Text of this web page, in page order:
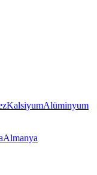
KalsiyumAlüminyum
Almanya